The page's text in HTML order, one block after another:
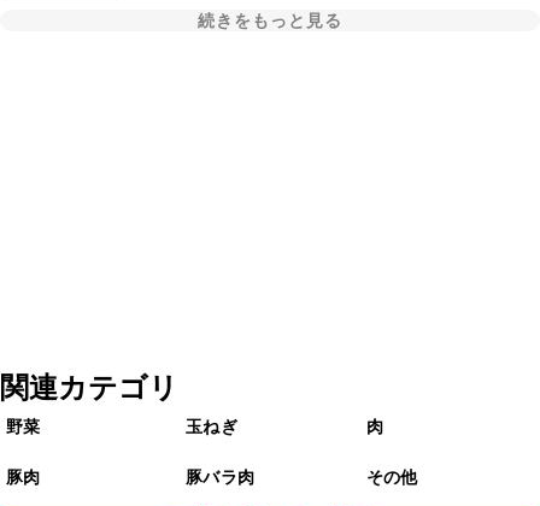
続きをもっと見る
関連カテゴリ
野菜 玉ねぎ 肉
豚肉 豚バラ肉
その他